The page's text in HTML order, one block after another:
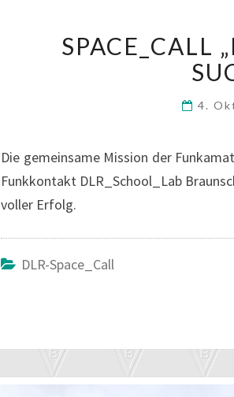
SPACE_CALL
4.
Die gemeinsame Mission der
Funkkontakt DLR_School_Lab
voller Erfolg.
DLR-Space_Call